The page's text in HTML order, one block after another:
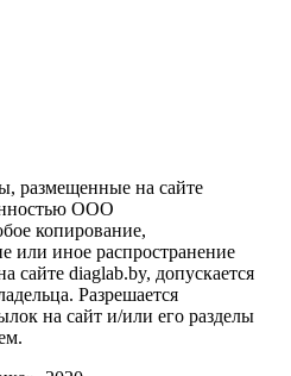
размещенные на сайте
ООО
копирование,
или иное распространение
diaglab.by, допускается
Разрешается
на сайт и/или его разделы